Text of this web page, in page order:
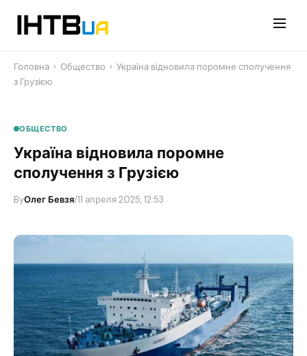
Головна › Общество › Україна відновила поромне сполучення
з Грузією
ОБЩЕСТВО
Україна відновила поромне
сполучення з Грузією
ByОлег Бевзя/11 апреля 2025, 12:53